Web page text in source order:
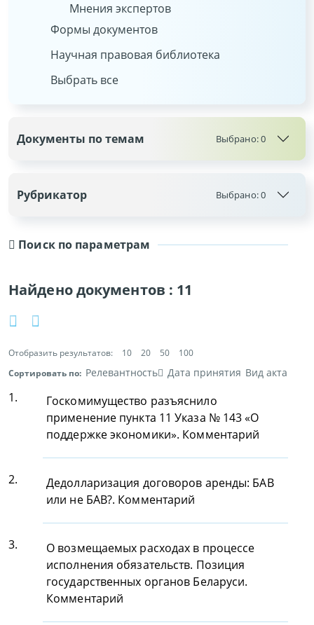
Поиск по параметрам
Найдено документов : 11
Отобразить результатов: 10 20 50
100
Сортировать по: Релевантность Дата принятия Вид акта
1.
Госкомимущество разъяснило
применение пункта 11 Указа № 143 «О
поддержке экономики». Комментарий
2.
Дедолларизация договоров аренды: БАВ
или не БАВ?. Комментарий
3.
О возмещаемых расходах в процессе
исполнения обязательств. Позиция
государственных органов Беларуси.
Комментарий
Мнения экспертов
Формы документов
Научная правовая библиотека
Выбрать все
Документы по темам Выбрано:0
Рубрикатор Выбрано:0